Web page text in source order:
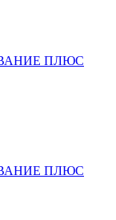
ПЛЮС
ПЛЮС